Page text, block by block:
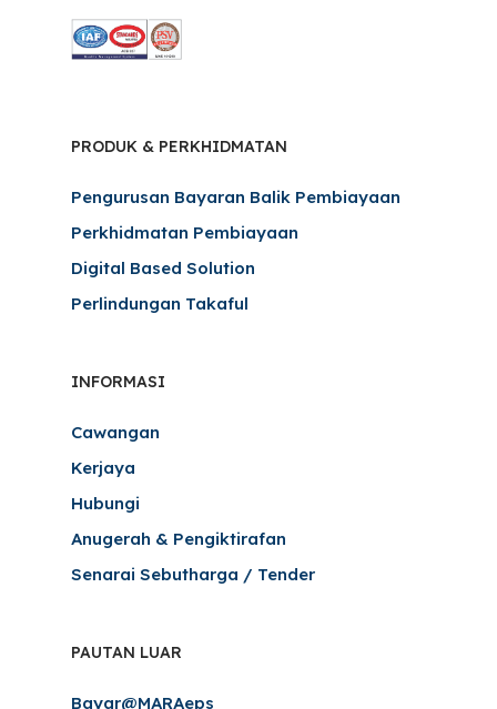
PRODUK & PERKHIDMATAN
Pengurusan Bayaran Balik Pembiayaan
Perkhidmatan Pembiayaan
Digital Based Solution
Perlindungan Takaful
INFORMASI
Cawangan
Kerjaya
Hubungi
Anugerah & Pengiktirafan
Senarai Sebutharga / Tender
PAUTAN LUAR
Bayar@MARAeps